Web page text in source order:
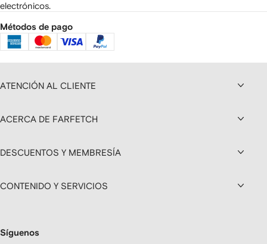
electrónicos.
Métodos de pago
ATENCIÓN AL CLIENTE
ACERCA DE FARFETCH
DESCUENTOS Y MEMBRESÍA
CONTENIDO Y SERVICIOS
Síguenos